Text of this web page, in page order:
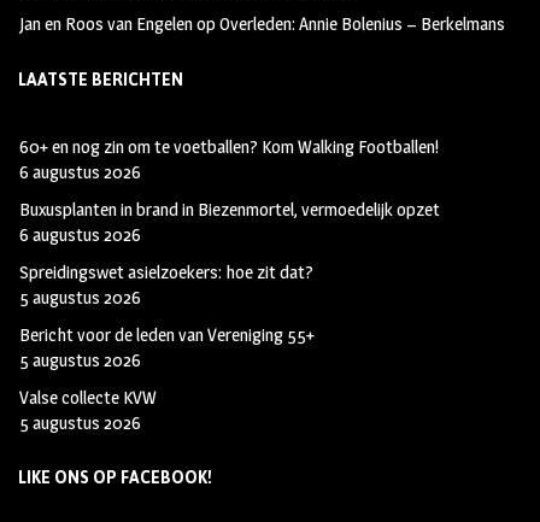
Jan en Roos van EngelenopOverleden: Annie Bolenius – Berkelmans
LAATSTE BERICHTEN
60+ en nog zin om te voetballen? Kom Walking Footballen!
6 augustus 2026
Buxusplanten in brand in Biezenmortel, vermoedelijk opzet
6 augustus 2026
Spreidingswet asielzoekers: hoe zit dat?
5 augustus 2026
Bericht voor de leden van Vereniging 55+
5 augustus 2026
Valse collecte KVW
5 augustus 2026
LIKE ONS OP FACEBOOK!